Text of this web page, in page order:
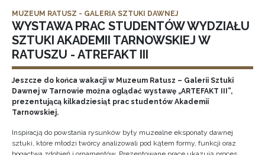
MUZEUM RATUSZ - GALERIA SZTUKI DAWNEJ
WYSTAWA PRAC STUDENTÓW WYDZIAŁU
SZTUKI AKADEMII TARNOWSKIEJ W
RATUSZU - ATREFAKT III
Jeszcze do końca wakacji w Muzeum Ratusz – Galerii Sztuki
Dawnej w Tarnowie można oglądać wystawę „ARTEFAKT III”,
prezentującą kilkadziesiąt prac studentów Akademii
Tarnowskiej.
Inspiracją do powstania rysunków były muzealne eksponaty dawnej
sztuki, które młodzi twórcy analizowali pod kątem formy, funkcji oraz